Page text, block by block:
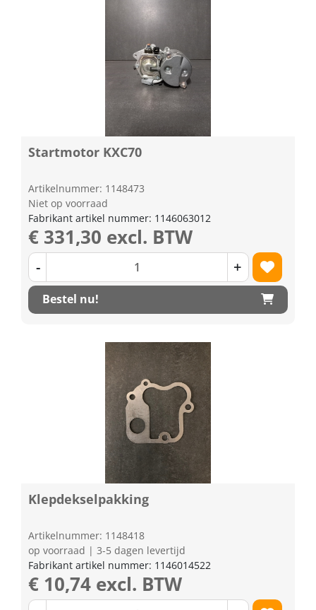
Startmotor KXC70
Artikelnummer: 1148473
Niet op voorraad
Fabrikant artikel nummer: 1146063012
€ 331,30 excl. BTW
- +
Bestel nu!
Klepdekselpakking
Artikelnummer: 1148418
op voorraad | 3-5 dagen levertijd
Fabrikant artikel nummer: 1146014522
€ 10,74 excl. BTW